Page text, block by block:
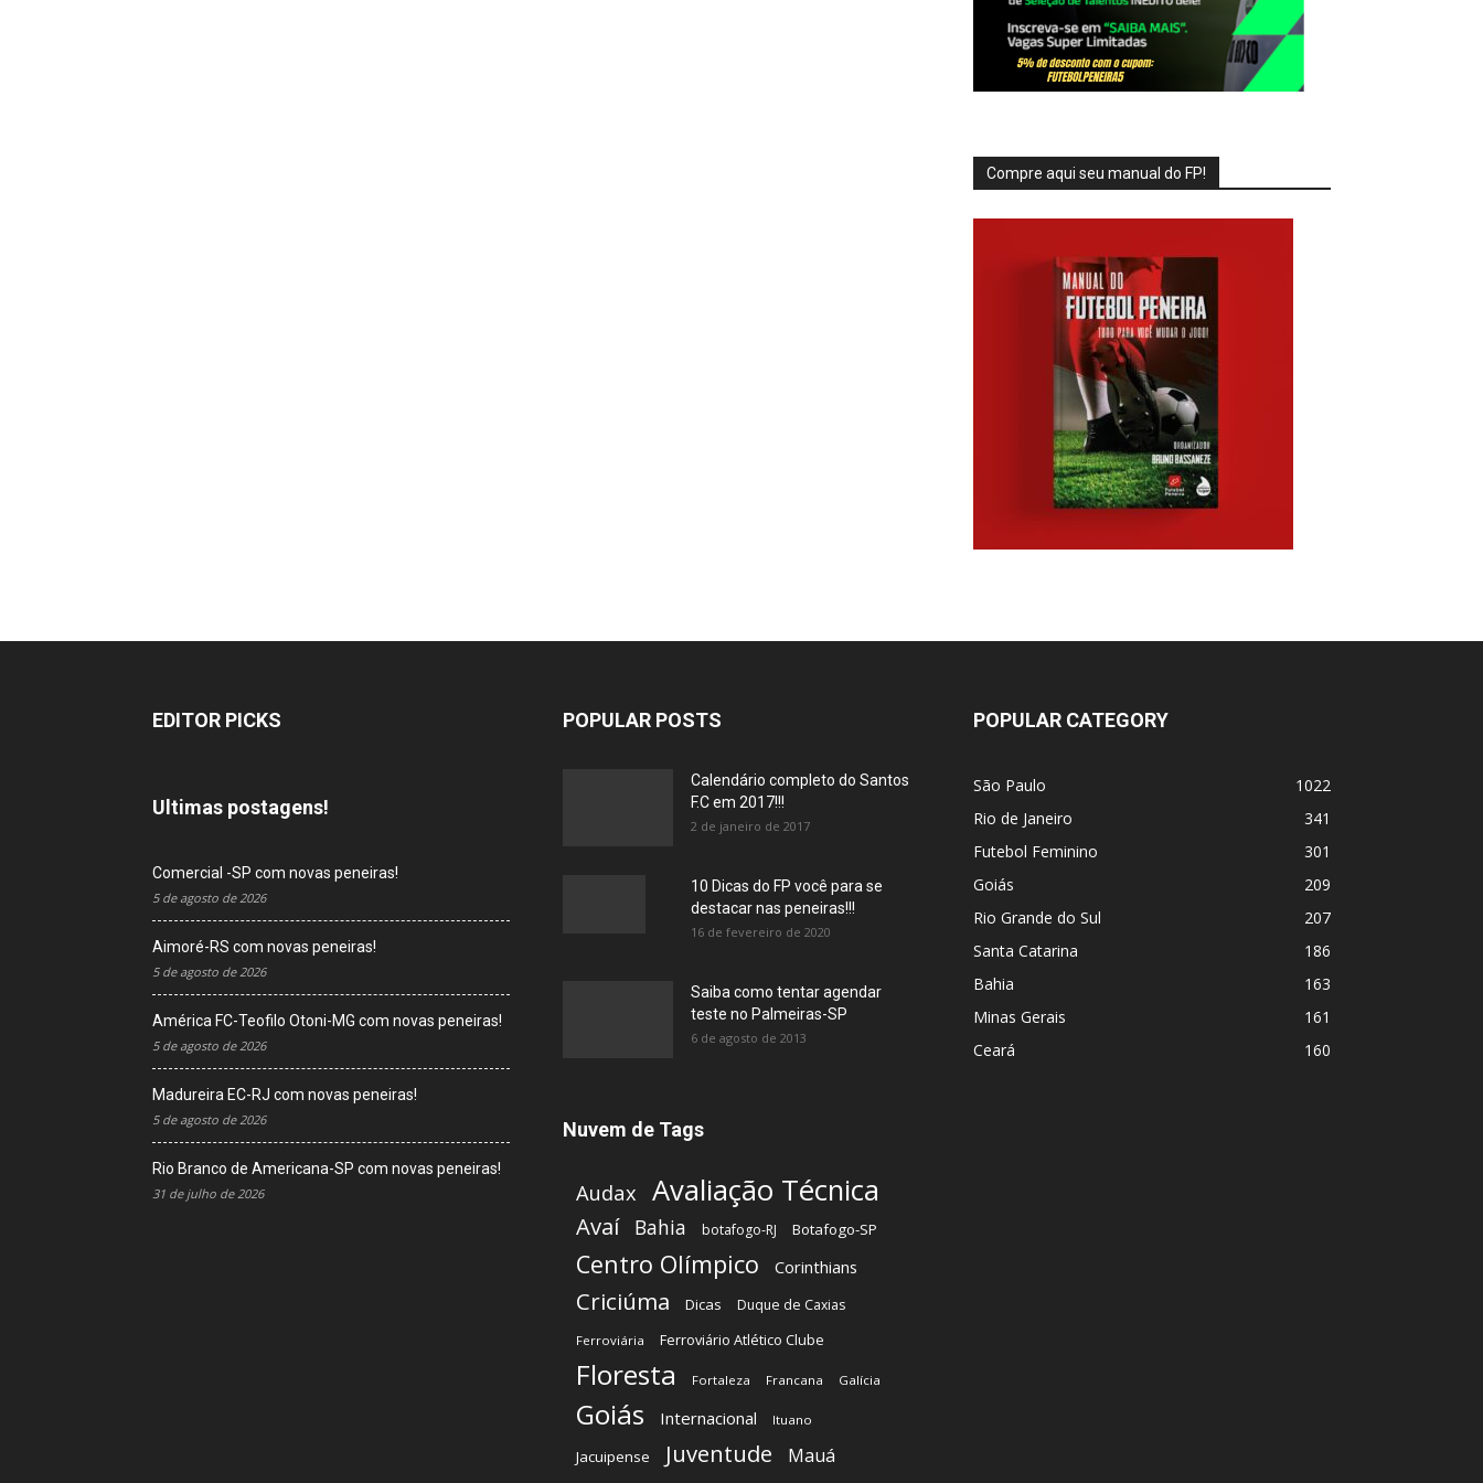
Compre aqui seu manual do FP!
EDITOR PICKS
Ultimas postagens!
Comercial -SP com novas peneiras!
5 de agosto de 2026
Aimoré-RS com novas peneiras!
5 de agosto de 2026
América FC-Teofilo Otoni-MG com novas peneiras!
5 de agosto de 2026
Madureira EC-RJ com novas peneiras!
5 de agosto de 2026
Rio Branco de Americana-SP com novas peneiras!
31 de julho de 2026
POPULAR POSTS
Calendário completo do Santos
F.C em 2017!!!
2 de janeiro de 2017
10 Dicas do FP você para se
destacar nas peneiras!!!
16 de fevereiro de 2020
Saiba como tentar agendar
teste no Palmeiras-SP
6 de agosto de 2013
Nuvem de Tags
Audax Avaliação Técnica
Avaí Bahia botafogo-RJ Botafogo-SP
Centro Olímpico Corinthians
Criciúma Dicas Duque de Caxias
Ferroviária Ferroviário Atlético Clube
Floresta Fortaleza Francana Galícia
Goiás Internacional Ituano
Jacuipense Juventude Mauá
POPULAR CATEGORY
São Paulo
1022
Rio de Janeiro
341
Futebol Feminino
301
Goiás
209
Rio Grande do Sul
207
Santa Catarina
186
Bahia
163
Minas Gerais
161
Ceará
160